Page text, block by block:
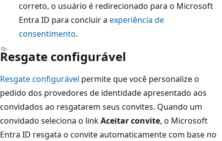
correto, o usuário é redirecionado para o Microsoft
Entra ID para concluir a experiência de
consentimento.
Resgate configurável
Resgate configurável permite que você personalize o
pedido dos provedores de identidade apresentado aos
convidados ao resgatarem seus convites. Quando um
convidado seleciona o linkAceitar convite, o Microsoft
Entra ID resgata o convite automaticamente com base no